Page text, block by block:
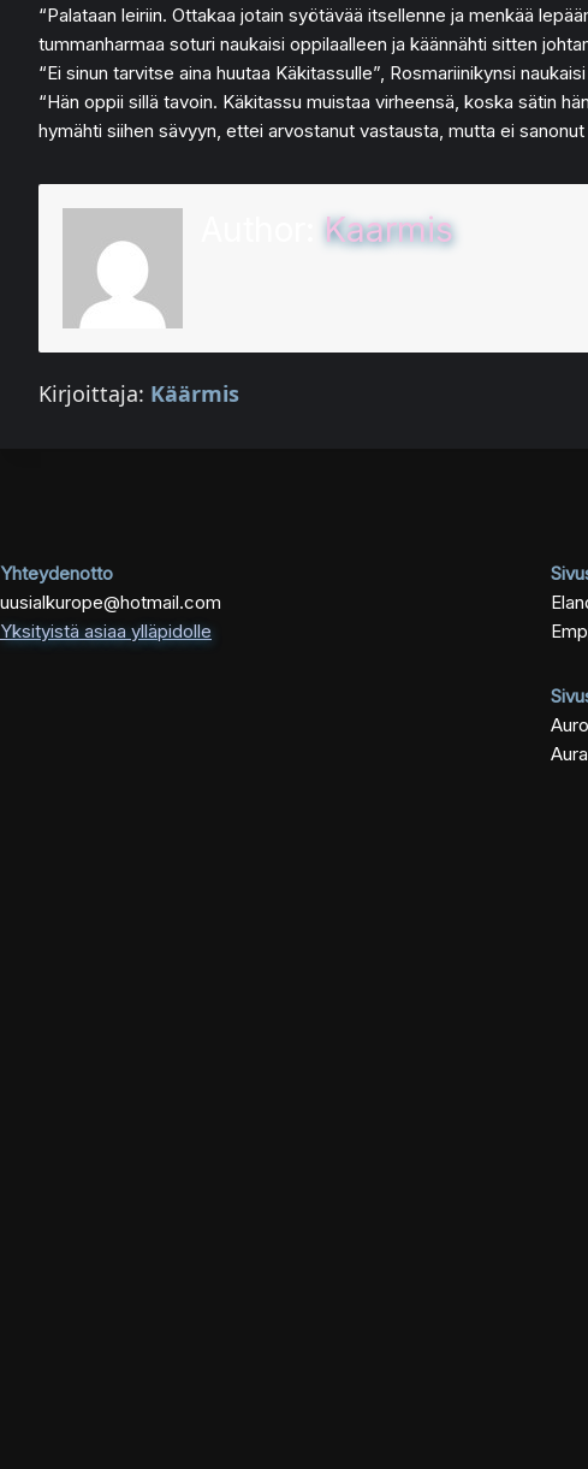
“Palataan leiriin. Ottakaa jotain syötävää itsellenne ja menkää
tummanharmaa soturi naukaisi oppilaalleen ja käännähti sitten
“Ei sinun tarvitse aina huutaa Käkitassulle”, Rosmariinikynsi
“Hän oppii sillä tavoin. Käkitassu muistaa virheensä, koska sätin
hymähti siihen sävyyn, ettei arvostanut vastausta, mutta ei sanonut
Kaarmis
Kirjoittaja: Käärmis
Yhteydenotto
uusialkurope@hotmail.com
Yksityistä asiaa ylläpidolle
Aura